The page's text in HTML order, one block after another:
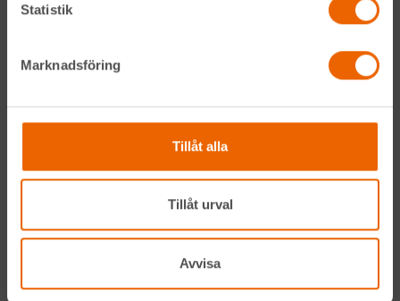
Statistik
Marknadsföring
Tillåt alla
Tillåt urval
Avvisa
Navigation
Våra maskiner
HLLÅ! Vår värld